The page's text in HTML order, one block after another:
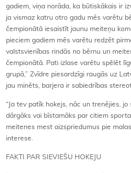
gadiem, viņa norāda, ka būtiskākais ir
ja vismaz katru otro gadu mēs varētu
čempionātā iesaistīt jaunu meiteņu
pieciem gadiem mēs varētu redzēt
valstsvienības rindās no bērnu un
čempionātā. Pati izlase varētu spēlēt
grupā,” Zvīdre piesardzīgi raugās uz
jau minēts, barjera ir sabiedrības
“Ja tev patīk hokejs, nāc un trenējies,
dārgāks vai bīstamāks par citiem
meitenes mest aizspriedumus pie
interese.
FAKTI PAR SIEVIEŠU HOKEJU